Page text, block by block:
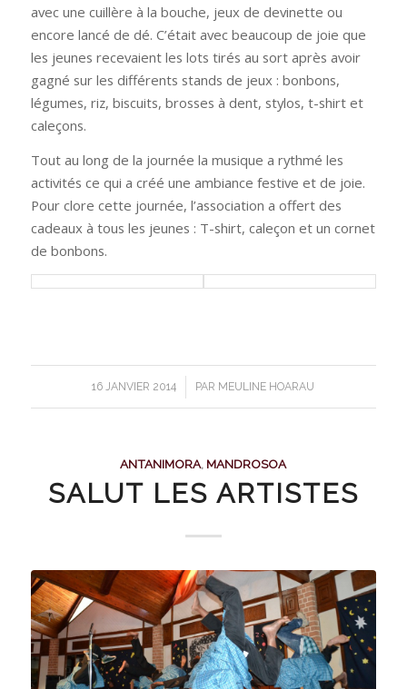
avec une cuillère à la bouche, jeux de devinette ou
encore lancé de dé. C’était avec beaucoup de joie que
les jeunes recevaient les lots tirés au sort après avoir
gagné sur les différents stands de jeux : bonbons,
légumes, riz, biscuits, brosses à dent, stylos, t-shirt et
caleçons.
Tout au long de la journée la musique a rythmé les
activités ce qui a créé une ambiance festive et de joie.
Pour clore cette journée, l’association a offert des
cadeaux à tous les jeunes : T-shirt, caleçon et un cornet
de bonbons.
16 JANVIER 2014
/ PAR MEULINE HOARAU
ANTANIMORA, MANDROSOA
SALUT LES ARTISTES